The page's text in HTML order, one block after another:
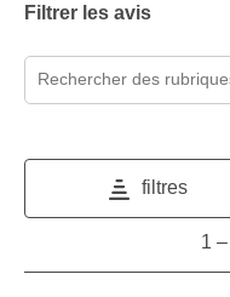
Filtrer les avis
Zone de recherche de
filtres
1 –